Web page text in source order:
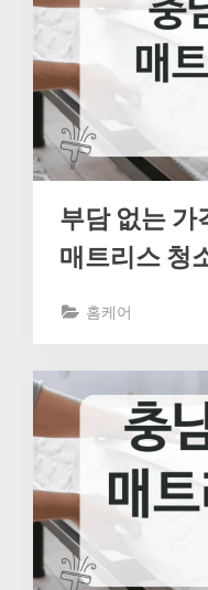
부담 없는 가
매트리스 청
홈케어